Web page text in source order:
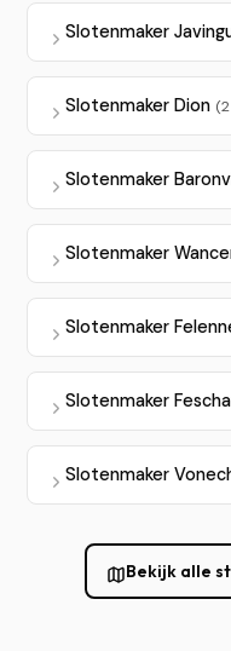
Slotenmaker
Slotenmaker Dion
Slotenmaker
Slotenmaker
Slotenmaker
Slotenmaker
Slotenmaker
Bekijk alle